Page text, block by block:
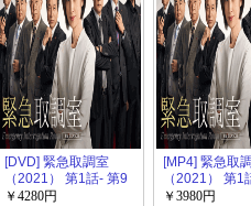
[DVD] 緊急取調室
（2021） 第1話- 第9
話
￥4280円
[MP4] 緊急取
（2021） 第1
話（12.46）
￥3980円